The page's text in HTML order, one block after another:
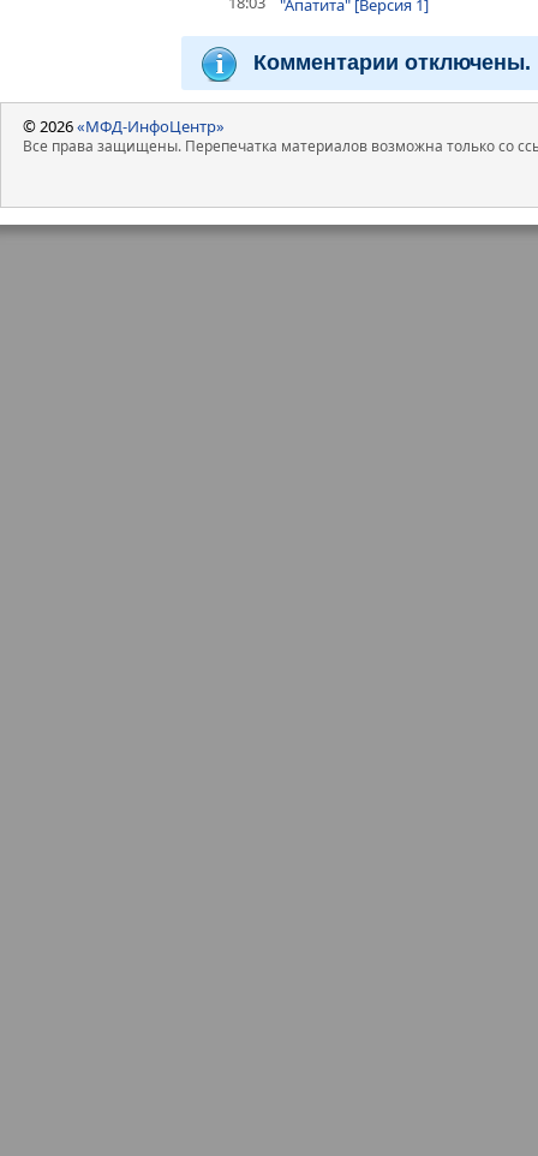
"Апатита" [Версия 1]
Комментарии отключены.
© 2026«МФД-ИнфоЦентр»
Все права защищены. Перепечатка материалов возможна только со